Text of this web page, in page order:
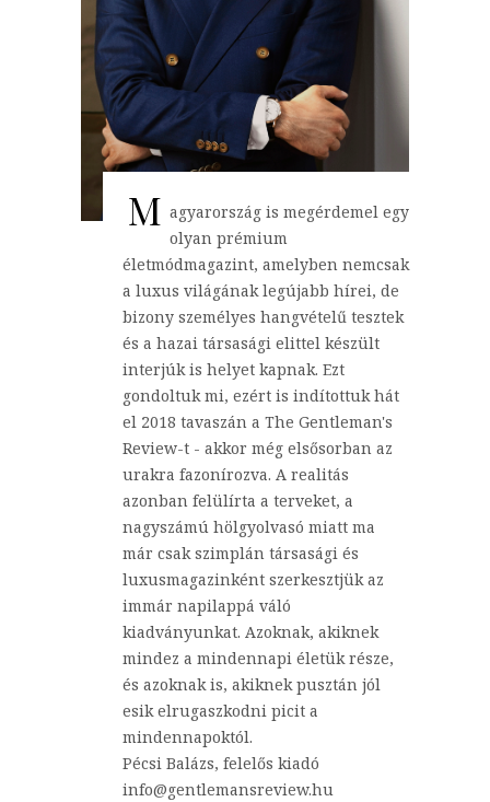
M agyarország is megérdemel egy
olyan prémium
életmódmagazint, amelyben nemcsak
a luxus világának legújabb hírei, de
bizony személyes hangvételű tesztek
és a hazai társasági elittel készült
interjúk is helyet kapnak. Ezt
gondoltuk mi, ezért is indítottuk hát
el 2018 tavaszán a The Gentleman's
Review-t - akkor még elsősorban az
urakra fazonírozva. A realitás
azonban felülírta a terveket, a
nagyszámú hölgyolvasó miatt ma
már csak szimplán társasági és
luxusmagazinként szerkesztjük az
immár napilappá váló
kiadványunkat. Azoknak, akiknek
mindez a mindennapi életük része,
és azoknak is, akiknek pusztán jól
esik elrugaszkodni picit a
mindennapoktól.
Pécsi Balázs, felelős kiadó
info@gentlemansreview.hu